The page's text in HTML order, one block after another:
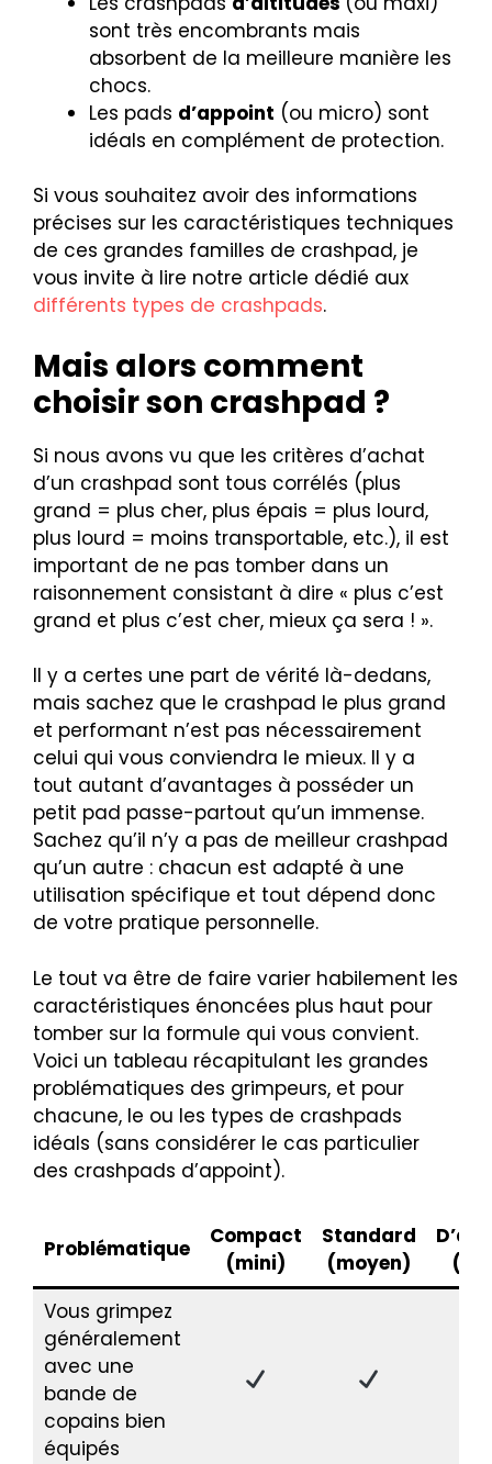
sont très encombrants mais
absorbent de la meilleure manière les
chocs.
Les pads d’appoint (ou micro) sont
idéals en complément de protection.
Si vous souhaitez avoir des informations
précises sur les caractéristiques techniques
de ces grandes familles de crashpad, je
vous invite à lire notre article dédié aux
différents types de crashpads.
Mais alors comment
choisir son crashpad ?
Si nous avons vu que les critères d’achat
d’un crashpad sont tous corrélés (plus
grand = plus cher, plus épais = plus lourd,
plus lourd = moins transportable, etc.), il est
important de ne pas tomber dans un
raisonnement consistant à dire « plus c’est
grand et plus c’est cher, mieux ça sera ! ».
Il y a certes une part de vérité là-dedans,
mais sachez que le crashpad le plus grand
et performant n’est pas nécessairement
celui qui vous conviendra le mieux. Il y a
tout autant d’avantages à posséder un
petit pad passe-partout qu’un immense.
Sachez qu’il n’y a pas de meilleur crashpad
qu’un autre : chacun est adapté à une
utilisation spécifique et tout dépend donc
de votre pratique personnelle.
Le tout va être de faire varier habilement les
caractéristiques énoncées plus haut pour
tomber sur la formule qui vous convient.
Voici un tableau récapitulant les grandes
problématiques des grimpeurs, et pour
chacune, le ou les types de crashpads
idéals (sans considérer le cas particulier
des crashpads d’appoint).
Problématique
Compact
(mini)
Standard
(moyen)
Vous grimpez
généralement
avec une
bande de
copains bien
équipés